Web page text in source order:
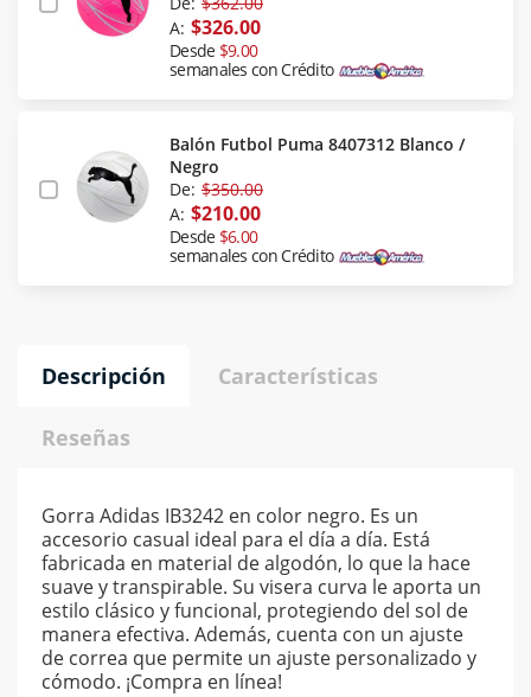
A: $326.00
Desde $9.00
semanales con Crédito
Balón Futbol Puma 8407312 Blanco /
Negro
De: $350.00
A: $210.00
Desde $6.00
semanales con Crédito
Descripción Características
Reseñas
Gorra Adidas IB3242 en color negro. Es un
accesorio casual ideal para el día a día. Está
fabricada en material de algodón, lo que la hace
suave y transpirable. Su visera curva le aporta un
estilo clásico y funcional, protegiendo del sol de
manera efectiva. Además, cuenta con un ajuste
de correa que permite un ajuste personalizado y
cómodo. ¡Compra en línea!